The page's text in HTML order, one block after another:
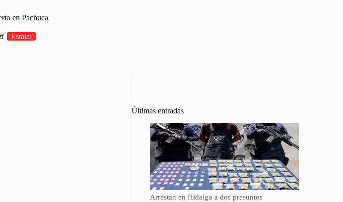
en Pachuca
Estatal
Últimas entradas
Arrestan en Hidalgo a dos presuntos